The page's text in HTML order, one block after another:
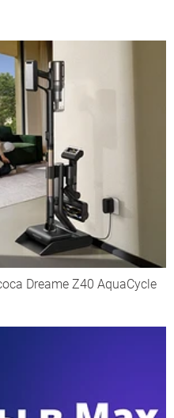
Dreame Z40 AquaCycle